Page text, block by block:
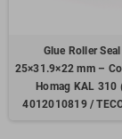
Glue Roller Seal
25×31.9×22 mm –
Homag KAL 310
4012010819 /